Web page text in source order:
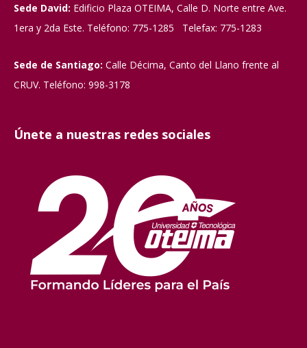
Sede David: Edificio Plaza OTEIMA, Calle D. Norte entre Ave.
1era y 2da Este. Teléfono: 775-1285 Telefax: 775-1283
Sede de Santiago: Calle Décima, Canto del Llano frente al
CRUV. Teléfono: 998-3178
Únete a nuestras redes sociales